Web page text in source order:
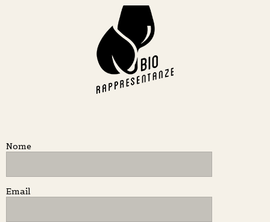
Nome
Email